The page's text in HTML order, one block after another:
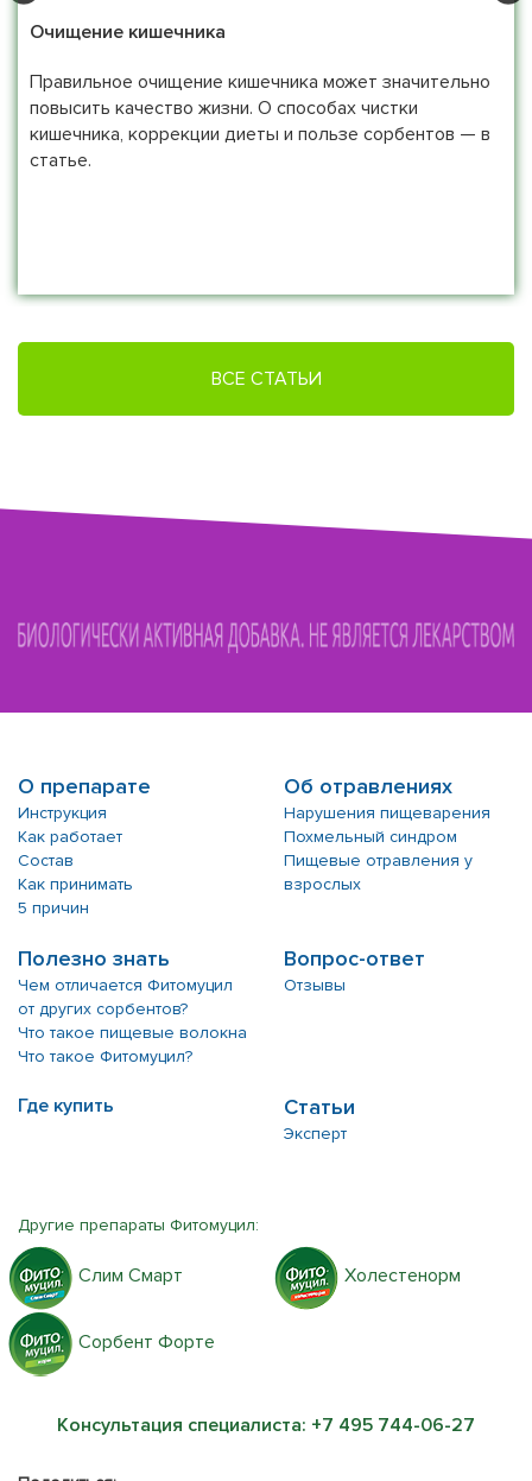
Очищение кишечника
Правильное очищение кишечника может значительно
повысить качество жизни. О способах чистки
кишечника, коррекции диеты и пользе сорбентов — в
статье.
ВСЕ СТАТЬИ
О препарате
Инструкция
Как работает
Состав
Как принимать
5 причин
Об отравлениях
Нарушения пищеварения
Похмельный синдром
Пищевые отравления у
взрослых
Полезно знать
Чем отличается Фитомуцил
от других сорбентов?
Что такое пищевые волокна
Что такое Фитомуцил?
Вопрос-ответ
Отзывы
Где купить Статьи
Эксперт
Другие препараты Фитомуцил:
Слим Смарт Холестенорм
Сорбент Форте
Консультация специалиста: +7 495 744-06-27